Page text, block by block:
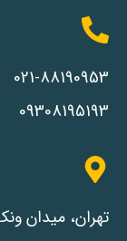
021-88190953
09308195193
تهران، میدان